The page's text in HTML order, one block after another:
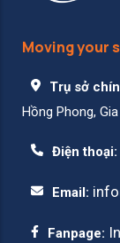
Moving your
Trụ sở
Hồng Phong,
Điện thoại:
Email:
Fanpage: